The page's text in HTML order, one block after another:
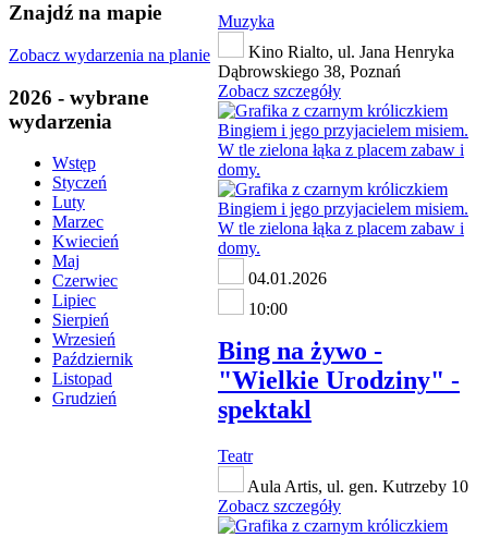
Znajdź na mapie
Zobacz wydarzenia na planie
2026 - wybrane
wydarzenia
Wstęp
Styczeń
Luty
Marzec
Kwiecień
Maj
Czerwiec
Lipiec
Sierpień
Wrzesień
Październik
Listopad
Grudzień
Muzyka
Kino Rialto, ul. Jana Henryka
Dąbrowskiego 38, Poznań
Zobacz szczegóły
04.01.2026
10:00
Bing na żywo -
"Wielkie Urodziny" -
spektakl
Teatr
Aula Artis, ul. gen. Kutrzeby 10
Zobacz szczegóły